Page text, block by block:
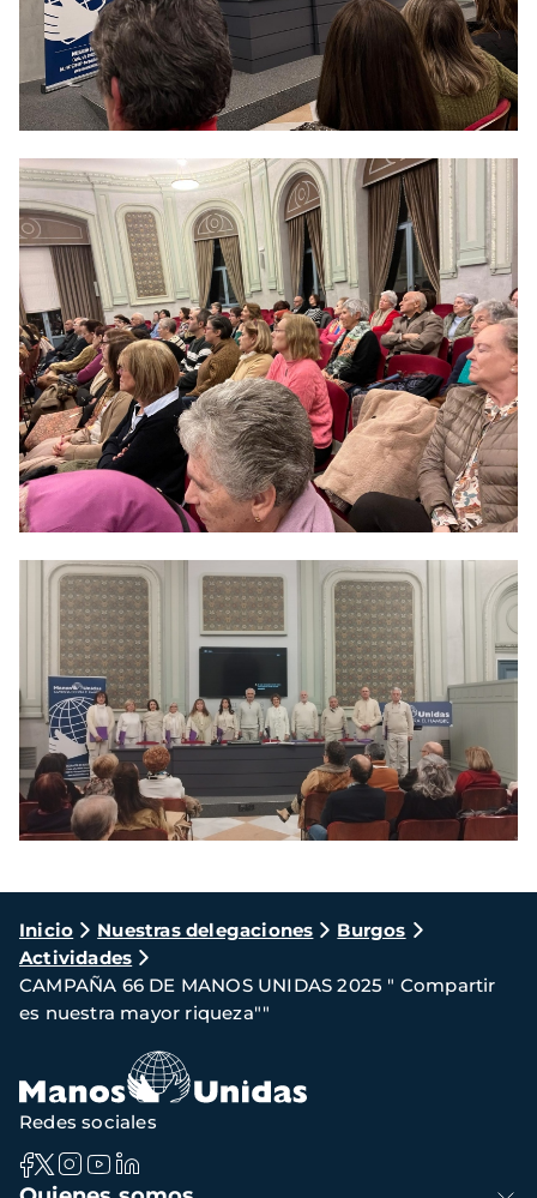
Ruta
de
navegación
Inicio Nuestras delegaciones
Burgos
Actividades
CAMPAÑA 66 DE MANOS UNIDAS 2025 " Compartir
es nuestra mayor riqueza""
Navegación
Redes sociales